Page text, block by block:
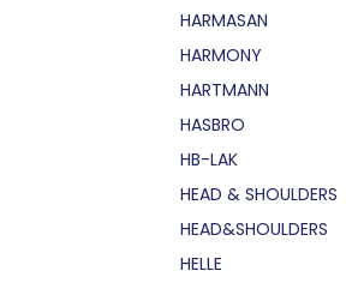
HARMASAN
HARMONY
HARTMANN
HASBRO
HB-LAK
HEAD & SHOULDERS
HEAD&SHOULDERS
HELLE